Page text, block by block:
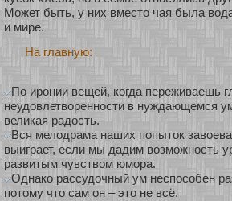
Может быть, у них вместо чая была
и мире.
На главную:
По иронии вещей, когда переживаешь
неудовлетворенности в нуждающемся
великая радость.
Вся мелодрама наших попыток
выиграет, если мы дадим возможность
развитым чувством юмора.
Однако рассудочный ум неспособен
потому что сам он – это не всё.